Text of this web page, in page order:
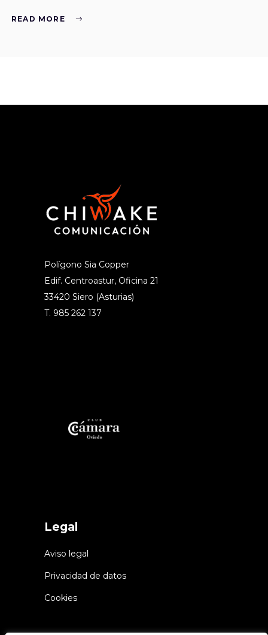
READ MORE
Polígono Sia Copper
Edif. Centroastur, Oficina 21
33420 Siero (Asturias)
T. 985 262 137
Legal
Aviso legal
Privacidad de datos
Cookies